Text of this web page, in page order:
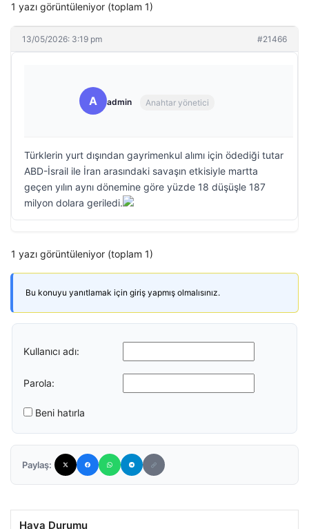
1 yazı görüntüleniyor (toplam 1)
13/05/2026: 3:19 pm #21466
A admin Anahtar yönetici
Türklerin yurt dışından gayrimenkul alımı için ödediği tutar
ABD-İsrail ile İran arasındaki savaşın etkisiyle martta
geçen yılın aynı dönemine göre yüzde 18 düşüşle 187
milyon dolara geriledi.
1 yazı görüntüleniyor (toplam 1)
Bu konuyu yanıtlamak için giriş yapmış olmalısınız.
Kullanıcı adı:
Parola:
Beni hatırla
Paylaş:
Hava Durumu